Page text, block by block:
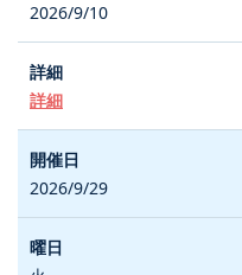
2026/9/10
詳細
2026/9/29